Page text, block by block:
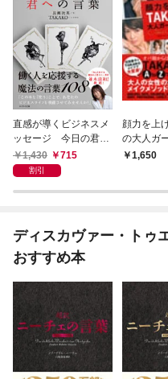
直感が導くビジネスメ
ッセージ 今日の君へ
の言葉
1,430 715
割引
顔力を上
の大人ガ
1,650
ディスカヴァー・トゥ
おすすめ本